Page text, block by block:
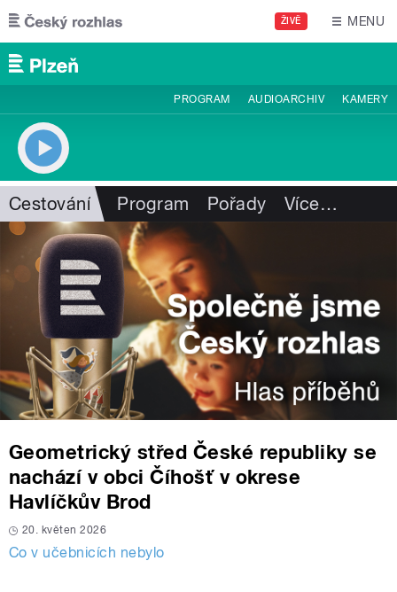
Přejít k hlavnímu obsahu
ŽIVĚ MENU
PROGRAM AUDIOARCHIV KAMERY
Cestování Program Pořady Více…
Geometrický střed České republiky se
nachází v obci Číhošť v okrese
Havlíčkův Brod
20. květen 2026
Co v učebnicích nebylo